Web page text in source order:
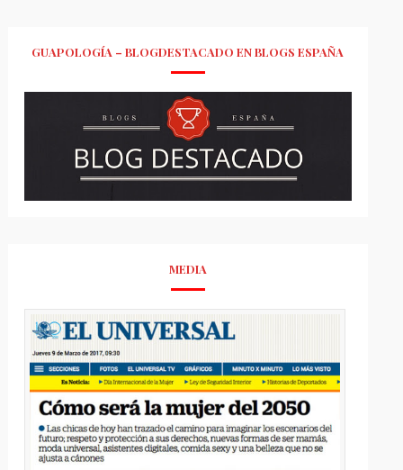
GUAPOLOGÍA – BLOGDESTACADO EN BLOGS ESPAÑA
MEDIA